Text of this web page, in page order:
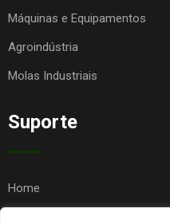
Máquinas e Equipamentos
Agroindústria
Molas Industriais
Suporte
Home